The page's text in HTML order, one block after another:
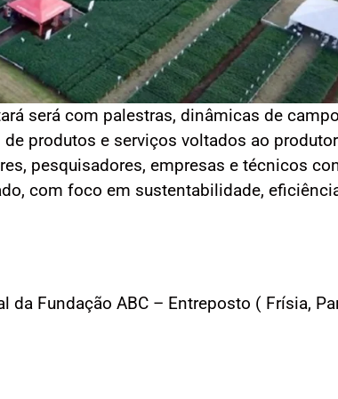
será com palestras, dinâmicas de
produtos e serviços voltados ao
pesquisadores, empresas e técnicos
com foco em sustentabilidade,
da Fundação ABC – Entreposto ( Frísia,